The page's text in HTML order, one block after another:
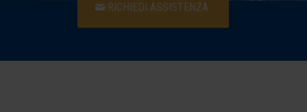
RICHIEDI ASSISTENZA